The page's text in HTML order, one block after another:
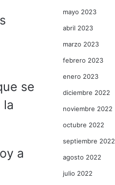
se
la
a
mayo 2023
abril 2023
marzo 2023
febrero 2023
enero 2023
diciembre 2022
noviembre 2022
octubre 2022
septiembre 2022
agosto 2022
julio 2022